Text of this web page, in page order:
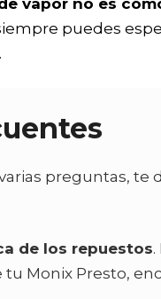
vapor no es
puedes
preguntas, te
de los repuestos
Monix Presto,